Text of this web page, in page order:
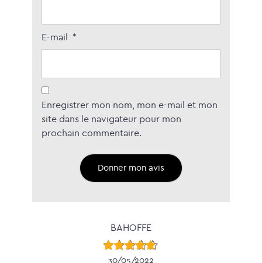
E-mail *
Enregistrer mon nom, mon e-mail et mon
site dans le navigateur pour mon
prochain commentaire.
BAHOFFE
Note5
30/05/2022